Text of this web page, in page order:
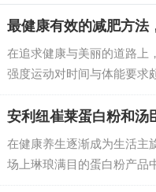
最健康有效的减肥方法
在追求健康与美丽的道路上
强度运动对时间与体能要求
康有效的减肥方法？答案或
念，为减肥人士开辟了一
安利纽崔莱蛋白粉和汤
在健康养生逐渐成为生活主
场上琳琅满目的蛋白粉产品
率，备受消费者关注。但究